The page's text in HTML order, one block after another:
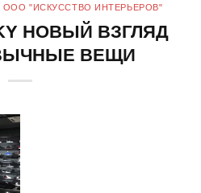
"ИСКУССТВО ИНТЕРЬЕРОВ"
НОВЫЙ ВЗГЛЯД
ВЕЩИ